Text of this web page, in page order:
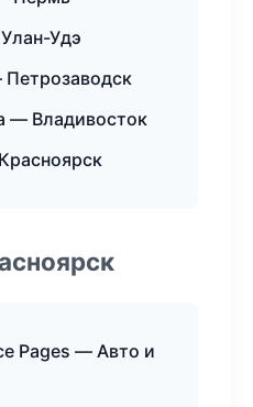
Удэ
— Владивосток
Pages — Авто и